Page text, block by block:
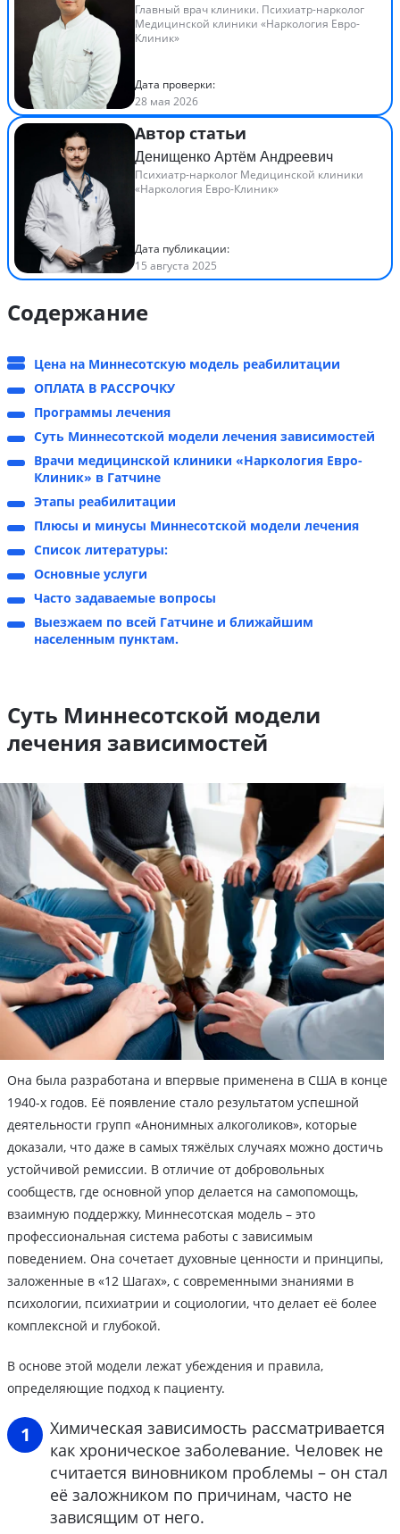
Главный врач клиники. Психиатр-нарколог
Медицинской клиники «Наркология Евро-
Клиник»
Дата проверки:
28 мая 2026
Автор статьи
Денищенко Артём Андреевич
Психиатр-нарколог Медицинской клиники
«Наркология Евро-Клиник»
Дата публикации:
15 августа 2025
Содержание
Цена на Миннесотскую модель реабилитации
ОПЛАТА В РАССРОЧКУ
Программы лечения
Суть Миннесотской модели лечения зависимостей
Врачи медицинской клиники «Наркология Евро-
Клиник» в Гатчине
Этапы реабилитации
Плюсы и минусы Миннесотской модели лечения
Список литературы:
Основные услуги
Часто задаваемые вопросы
Выезжаем по всей Гатчине и ближайшим
населенным пунктам.
Суть Миннесотской модели
лечения зависимостей
Она была разработана и впервые применена в США в конце
1940-х годов. Её появление стало результатом успешной
деятельности групп «Анонимных алкоголиков», которые
доказали, что даже в самых тяжёлых случаях можно достичь
устойчивой ремиссии. В отличие от добровольных
сообществ, где основной упор делается на самопомощь,
взаимную поддержку, Миннесотская модель – это
профессиональная система работы с зависимым
поведением. Она сочетает духовные ценности и принципы,
заложенные в «12 Шагах», с современными знаниями в
психологии, психиатрии и социологии, что делает её более
комплексной и глубокой.
В основе этой модели лежат убеждения и правила,
определяющие подход к пациенту.
Химическая зависимость рассматривается
как хроническое заболевание. Человек не
считается виновником проблемы – он стал
её заложником по причинам, часто не
зависящим от него.